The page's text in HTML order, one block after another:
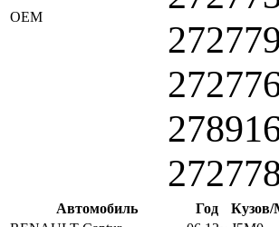
ОЕМ
Автомобиль Год